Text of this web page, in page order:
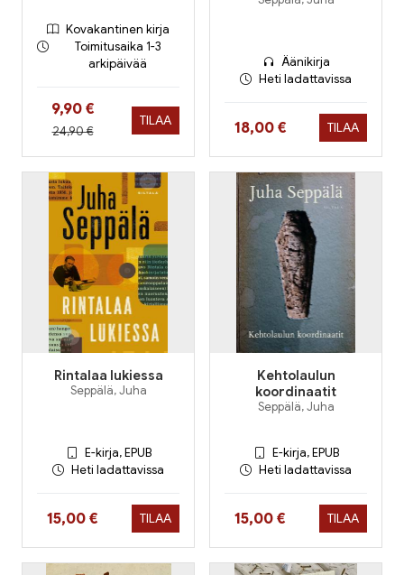
Kovakantinen kirja
Toimitusaika 1-3
arkipäivää
Hinta nyt
9,90 €
Hinta aiemmin
24,90 €
TILAA
Äänikirja
Heti ladattavissa
Hinta nyt
18,00 € TILAA
Rintalaa lukiessa
Seppälä, Juha
E-kirja, EPUB
Heti ladattavissa
Hinta nyt
15,00 € TILAA
Kehtolaulun
koordinaatit
Seppälä, Juha
E-kirja, EPUB
Heti ladattavissa
Hinta nyt
15,00 € TILAA